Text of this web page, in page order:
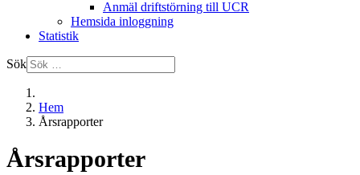
Anmäl driftstörning till UCR
Hemsida inloggning
Statistik
Sök
Hem
Årsrapporter
Årsrapporter